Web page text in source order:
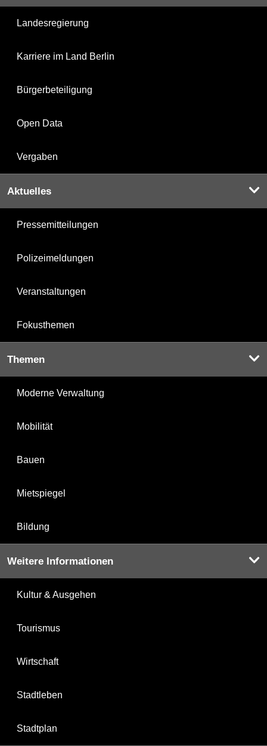
Landesregierung
Karriere im Land Berlin
Bürgerbeteiligung
Open Data
Vergaben
Aktuelles
Pressemitteilungen
Polizeimeldungen
Veranstaltungen
Fokusthemen
Themen
Moderne Verwaltung
Mobilität
Bauen
Mietspiegel
Bildung
Weitere Informationen
Kultur & Ausgehen
Tourismus
Wirtschaft
Stadtleben
Stadtplan